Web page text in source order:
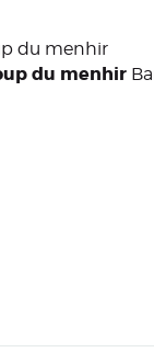
du menhir
du menhir